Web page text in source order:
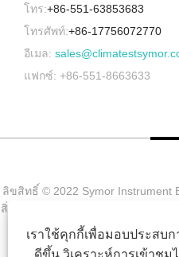
โทร:+86-551-63853683
โทรศัพท์:+86-17756072770
อีเมล:
แฟกซ์: +86-551-8663633
ลิขสิทธิ์ © 2022 Symor Instrument
สิ่งแวดล้อม, ตู้แห้งแบบอิเล็กทรอนิก
เราใช้คุกกี้เพื่อมอบประสบ
ดีขึ้น วิเคราะห์การเข้าชม